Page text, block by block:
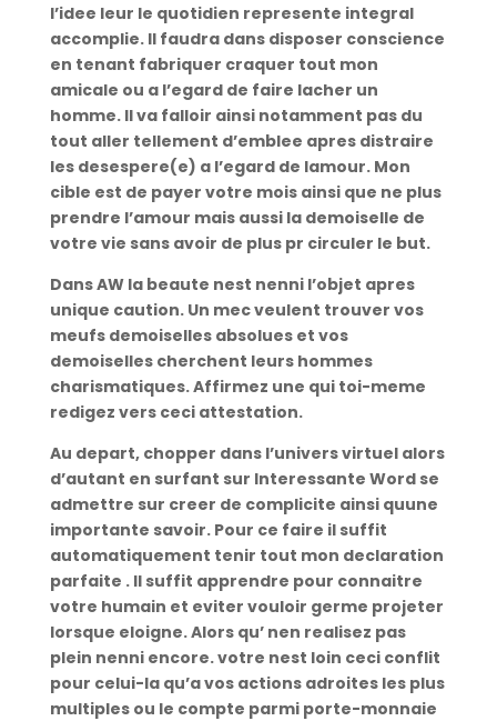
l’idee leur le quotidien represente integral
accomplie. Il faudra dans disposer conscience
en tenant fabriquer craquer tout mon
amicale ou a l’egard de faire lacher un
homme. Il va falloir ainsi notamment pas du
tout aller tellement d’emblee apres distraire
les desespere(e) a l’egard de lamour. Mon
cible est de payer votre mois ainsi que ne plus
prendre l’amour mais aussi la demoiselle de
votre vie sans avoir de plus pr circuler le but.
Dans AW la beaute nest nenni l’objet apres
unique caution. Un mec veulent trouver vos
meufs demoiselles absolues et vos
demoiselles cherchent leurs hommes
charismatiques. Affirmez une qui toi-meme
redigez vers ceci attestation.
Au depart, chopper dans l’univers virtuel alors
d’autant en surfant sur Interessante Word se
admettre sur creer de complicite ainsi quune
importante savoir. Pour ce faire il suffit
automatiquement tenir tout mon declaration
parfaite . Il suffit apprendre pour connaitre
votre humain et eviter vouloir germe projeter
lorsque eloigne. Alors qu’ nen realisez pas
plein nenni encore. votre nest loin ceci conflit
pour celui-la qu’a vos actions adroites les plus
multiples ou le compte parmi porte-monnaie